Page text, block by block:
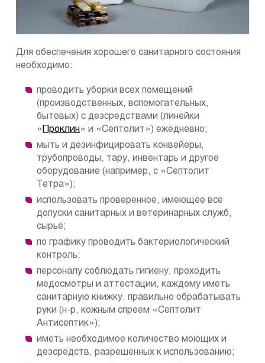
Для обеспечения хорошего санитарного состояния
необходимо:
проводить уборки всех помещений
(производственных, вспомогательных,
бытовых) с дезсредствами (линейки
«
Проклин» и «Септолит») ежедневно;
мыть и дезинфицировать конвейеры,
трубопроводы, тару, инвентарь и другое
оборудование (например, с «Септолит
Тетра»);
использовать проверенное, имеющее все
допуски санитарных и ветеринарных служб,
сырьё;
по графику проводить бактериологический
контроль;
персоналу соблюдать гигиену, проходить
медосмотры и аттестации, каждому иметь
санитарную книжку, правильно обрабатывать
руки (н-р, кожным спреем «Септолит
Антисептик»);
иметь необходимое количество моющих и
дезсредств, разрешенных к использованию;